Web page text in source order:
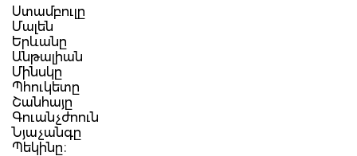
Ստամբուլը
Մալեն
Երևանը
Անթալիան
Մինսկը
Պհուկետը
Շանհայը
Գուանչժոուն
Նյաչանգը
Պեկինը։